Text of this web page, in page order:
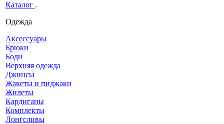
Каталог
Одежда
Аксессуары
Брюки
Боди
Верхняя одежда
Джинсы
Жакеты и пиджаки
Жилеты
Кардиганы
Комплекты
Лонгсливы